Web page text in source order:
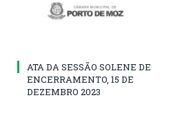
ATA DA SESSÃO SOLENE DE
ENCERRAMENTO, 15 DE
DEZEMBRO 2023